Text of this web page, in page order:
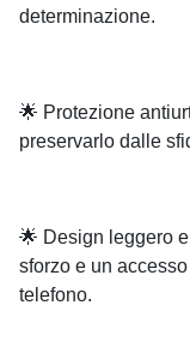
determinazione.
🌟 Protezione
preservarlo dalle
🌟 Design leggero
sforzo e un
telefono.